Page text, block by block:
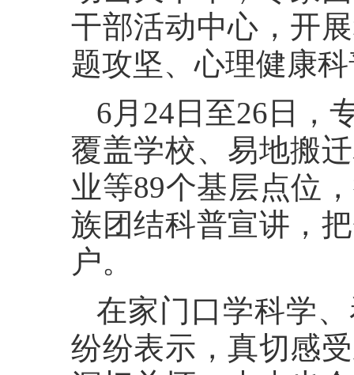
干部活动中心，开
题攻坚、心理健康
6月24日至26日，
覆盖学校、易地搬
业等89个基层点位
族团结科普宣讲，
户。
在家门口学科学
纷纷表示，真切感